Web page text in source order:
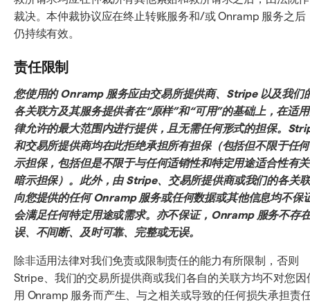
裁决。本仲裁协议应在终止转账服务和/或 Onramp 服务之后
仍持续有效。
责任限制
您使用的 Onramp 服务应由交易所提供商、Stripe 以及我们
各关联方及其服务提供者在“原样”和“可用”的基础上，在适
律允许的最大范围内进行提供，且无需任何形式的担保。
和交易所提供商均在此拒绝承担所有担保（包括但不限于任
示担保，包括但是不限于与任何适销性和特定用途适合性有
暗示担保）。此外，由 Stripe、交易所提供商或我们的各关
向您提供的任何 Onramp 服务或任何数据或其他信息均不保
会满足任何特定用途或需求。亦不保证，Onramp 服务不存
误、不间断、及时可靠、完整或无误。
除非适用法律对我们免责或限制责任的能力有所限制，否则
Stripe、我们的交易所提供商或我们各自的关联方均不对您因
用 Onramp 服务而产生、与之相关或导致的任何损失承担责